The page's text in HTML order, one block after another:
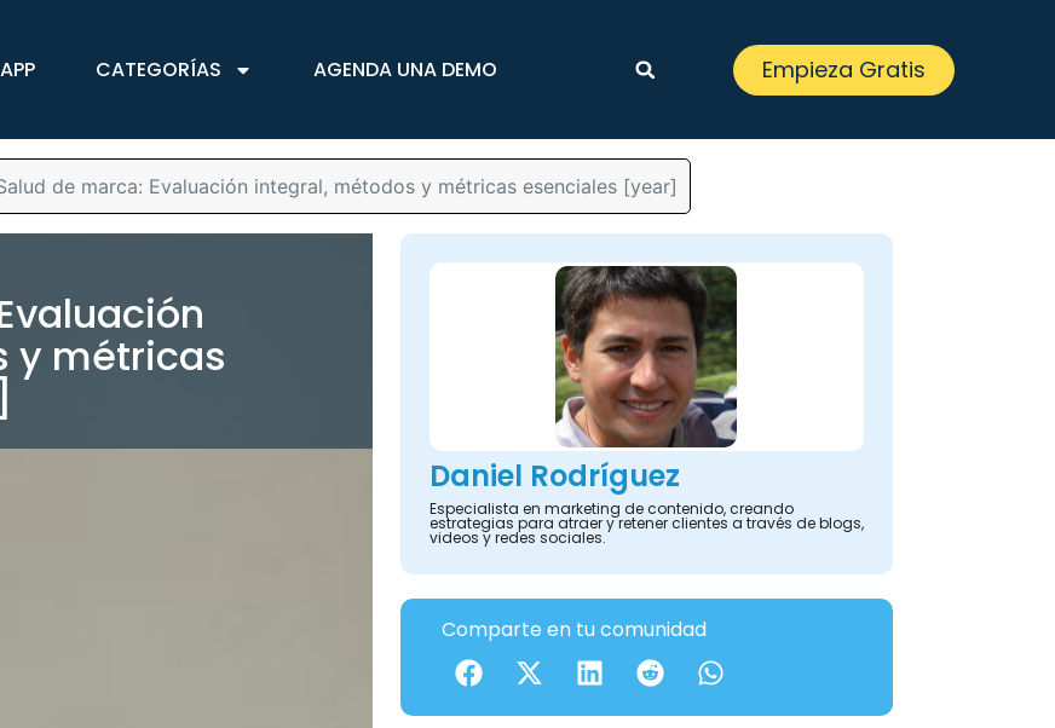
CATEGORÍAS AGENDA UNA DEMO Empieza Gratis
de marca: Evaluación integral, métodos y métricas esenciales [year]
y métricas
Daniel Rodríguez
Especialista en marketing de contenido, creando
estrategias para atraer y retener clientes a través de blogs,
videos y redes sociales.
Comparte en tu comunidad